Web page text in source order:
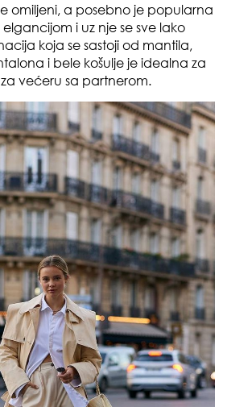
omiljeni, a posebno je popularna
i uz nje se sve lako
koja se sastoji od mantila,
i bele košulje je idealna za
većeru sa partnerom.